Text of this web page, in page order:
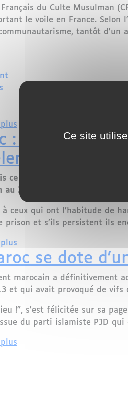
Français du Culte Musulman
le voile en France. Selon
tantôt d'un
: depuis ce
de rue
ce mercredi 12 septembre
au Journal officiel. Elle prévoit
ceux qui ont l’habitude de
prison et s’ils persistent ils
se dote
marocain a définitivement
et qui avait provoqué de vifs
!", s'est félicitée sur sa
du parti islamiste PJD
Ce site